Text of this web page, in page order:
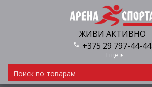
ЖИВИ АКТИВНО
+375 29 797-44-44
Еще